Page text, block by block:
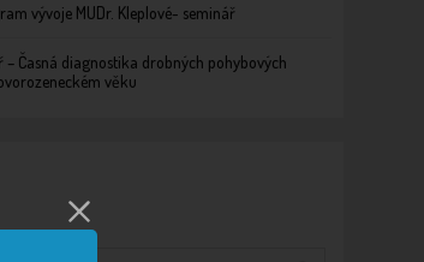
vývoje MUDr. Kleplové- seminář
– Časná diagnostika drobných pohybových
věku